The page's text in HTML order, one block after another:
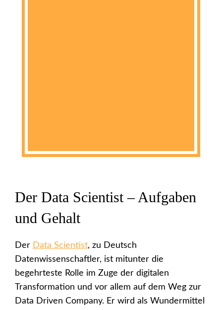
Der Data Scientist – Aufgaben
und Gehalt
Der Data Scientist, zu Deutsch
Datenwissenschaftler, ist mitunter die
begehrteste Rolle im Zuge der digitalen
Transformation und vor allem auf dem Weg zur
Data Driven Company. Er wird als Wundermittel